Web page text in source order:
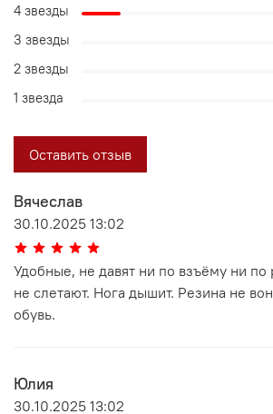
Вячеслав
30.10.2025 13:02
Удобные, не давят ни по взъёму ни по
не слетают. Нога дышит. Резина не
обувь.
Юлия
30.10.2025 13:02
4 звезды
3 звезды
2 звезды
1 звезда
Оставить отзыв